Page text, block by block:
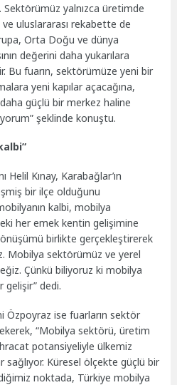
Sektörümüz yalnızca üretimde
uluslararası rekabette de
Orta Doğu ve dünya
değerini daha yukarılara
Bu fuarın, sektörümüze yeni bir
yeni kapılar açacağına,
güçlü bir merkez haline
şeklinde konuştu.
Kınay, Karabağlar’ın
bir ilçe olduğunu
kalbi, mobilya
her emek kentin gelişimine
birlikte gerçekleştirerek
Mobilya sektörümüz ve yerel
Çünkü biliyoruz ki mobilya
gelişir” dedi.
Özpoyraz ise fuarların sektör
“Mobilya sektörü, üretim
potansiyeliyle ülkemiz
sağlıyor. Küresel ölçekte güçlü bir
noktada, Türkiye mobilya